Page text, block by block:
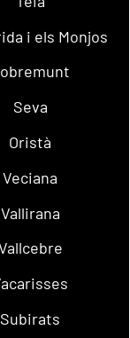
i els Monjos
Seva
Oristà
Veciana
Vallirana
Subirats